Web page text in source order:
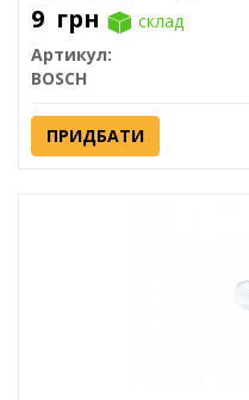
9 грн
склад
Артикул:
BOSCH
ПРИДБАТИ